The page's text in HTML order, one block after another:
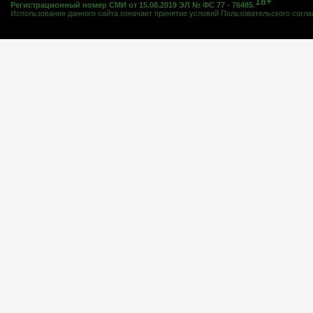
Регистрационный номер СМИ от 15.08.2019 ЭЛ № ФС 77 - 76485.
Использование данного сайта означает принятие условий Пользовательского